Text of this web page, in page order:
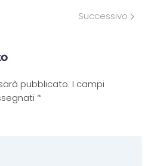
Successivo
pubblicato. I campi
*